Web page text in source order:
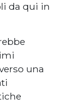
da qui in
una